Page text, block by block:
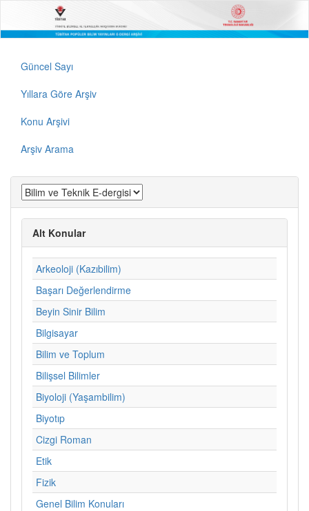
Güncel Sayı
Yıllara Göre Arşiv
Konu Arşivi
Arşiv Arama
Alt Konular
Arkeoloji (Kazıbilim)
Başarı Değerlendirme
Beyin Sinir Bilim
Bilgisayar
Bilim ve Toplum
Bilişsel Bilimler
Biyoloji (Yaşambilim)
Biyotıp
Cizgi Roman
Etik
Fizik
Genel Bilim Konuları